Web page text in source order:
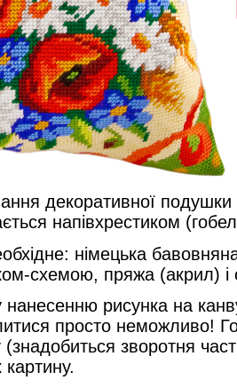
декоративної
напівхрестиком
німецька
схемою, пряжа (акрил) і
рисунка на
просто неможливо!
зворотня